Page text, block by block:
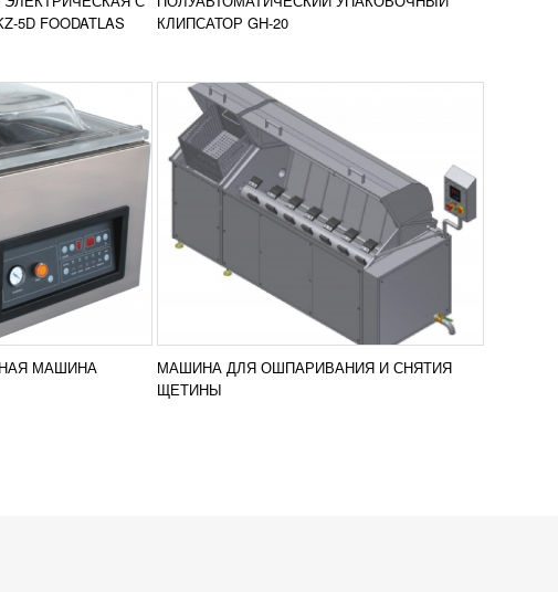
FOODATLAS
КЛИПСАТОР GH-20
сравнение
МАШИНА
ПОДРОБНЕЕ сравнение
МАШИНА ДЛЯ ОШПАРИВАНИЯ И СНЯТИЯ
ЩЕТИНЫ